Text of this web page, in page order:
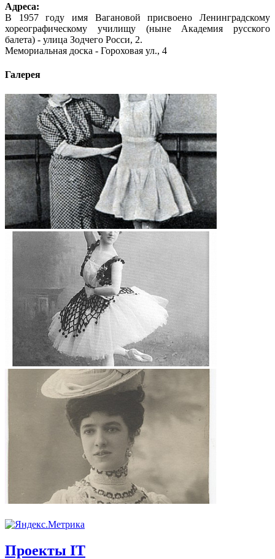
Адреса:
В 1957 году имя Вагановой присвоено Ленинградскому
хореографическому училищу (ныне Академия русского
балета) - улица Зодчего Росси, 2.
Мемориальная доска - Гороховая ул., 4
Галерея
Проекты IT